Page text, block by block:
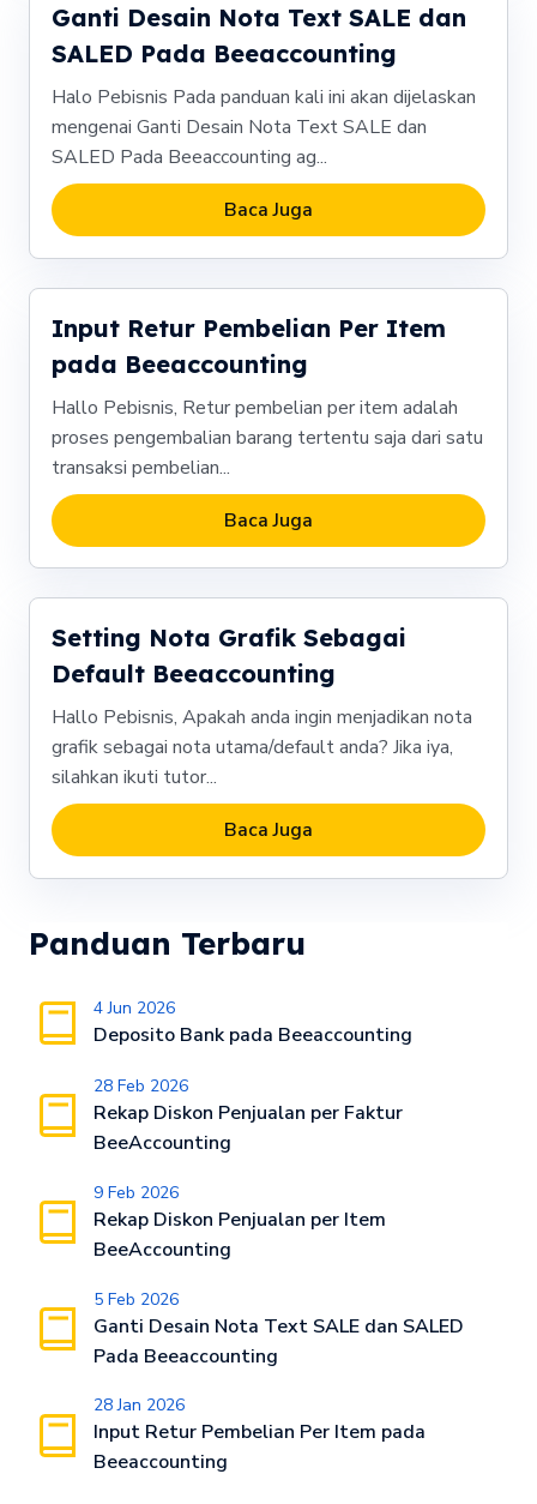
Ganti Desain Nota Text SALE dan
SALED Pada Beeaccounting
Halo Pebisnis Pada panduan kali ini akan dijelaskan
mengenai Ganti Desain Nota Text SALE dan
SALED Pada Beeaccounting ag...
Baca Juga
Input Retur Pembelian Per Item
pada Beeaccounting
Hallo Pebisnis, Retur pembelian per item adalah
proses pengembalian barang tertentu saja dari satu
transaksi pembelian...
Baca Juga
Setting Nota Grafik Sebagai
Default Beeaccounting
Hallo Pebisnis, Apakah anda ingin menjadikan nota
grafik sebagai nota utama/default anda? Jika iya,
silahkan ikuti tutor...
Baca Juga
Panduan Terbaru
4 Jun 2026
Deposito Bank pada Beeaccounting
28 Feb 2026
Rekap Diskon Penjualan per Faktur
BeeAccounting
9 Feb 2026
Rekap Diskon Penjualan per Item
BeeAccounting
5 Feb 2026
Ganti Desain Nota Text SALE dan SALED
Pada Beeaccounting
28 Jan 2026
Input Retur Pembelian Per Item pada
Beeaccounting